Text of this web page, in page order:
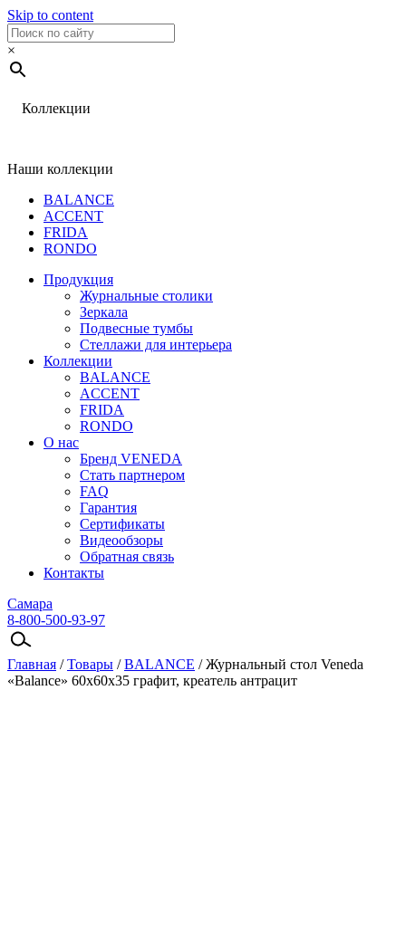
Skip to content
×
Коллекции
Наши коллекции
BALANCE
ACCENT
FRIDA
RONDO
Продукция
Журнальные столики
Зеркала
Подвесные тумбы
Стеллажи для интерьера
Коллекции
BALANCE
ACCENT
FRIDA
RONDO
О нас
Бренд VENEDA
Стать партнером
FAQ
Гарантия
Сертификаты
Видеообзоры
Обратная связь
Контакты
Самара
8-800-500-93-97
Главная /Товары /BALANCE /Журнальный стол Veneda
«Balance» 60х60х35 графит, креатель антрацит